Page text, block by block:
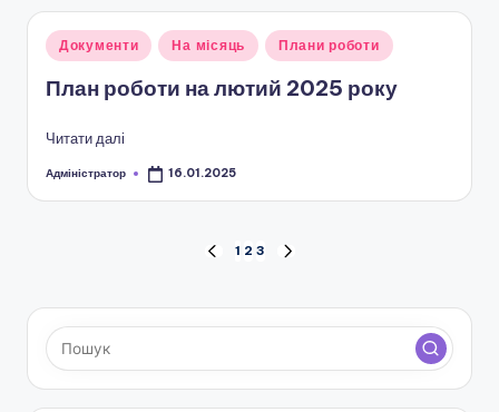
"
Р
і
в
н
е
ь
к
о
Опубліковано
Документи На місяць Плани роботи
План роботи на лютий 2025 року
Читати далі
Опубліковано
Адміністратор 16.01.2025
записів
ПОПЕРЕДНЯ
1 2 3